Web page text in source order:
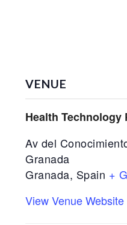
VENUE
Health Technology
Av del
Granada
Granada, Spain +
View Venue Website